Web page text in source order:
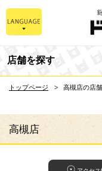
店舗を探す
トップページ 高槻店の店
高槻店